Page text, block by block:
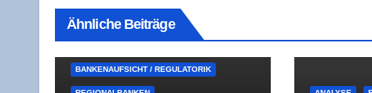
Ähnliche Beiträge
BANKENAUFSICHT / REGULATORIK